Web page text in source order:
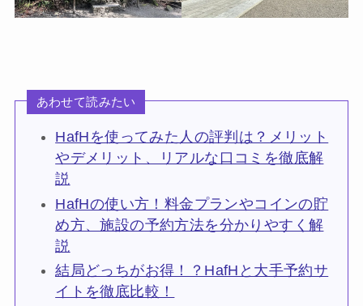
あわせて読みたい
HafHを使ってみた人の評判は？メリット
やデメリット、リアルな口コミを徹底解
説
HafHの使い方！料金プランやコインの貯
め方、施設の予約方法を分かりやすく解
説
結局どっちがお得！？HafHと大手予約サ
イトを徹底比較！